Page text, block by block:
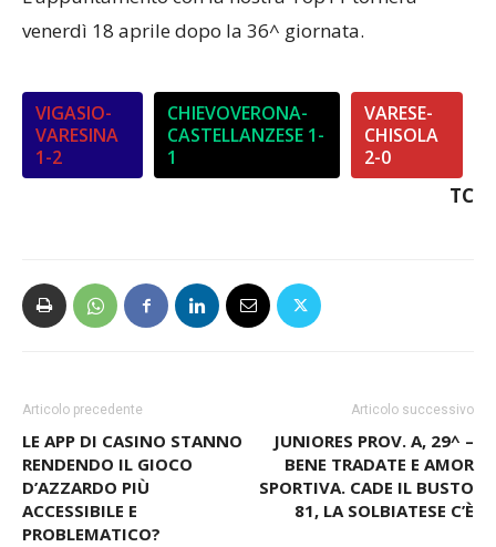
venerdì 18 aprile dopo la 36^ giornata.
VIGASIO-
VARESINA
1-2
CHIEVOVERONA-
CASTELLANZESE 1-
1
VARESE-
CHISOLA
2-0
TC
Articolo precedente
LE APP DI CASINO STANNO
RENDENDO IL GIOCO
D’AZZARDO PIÙ
ACCESSIBILE E
PROBLEMATICO?
Articolo successivo
JUNIORES PROV. A, 29^ –
BENE TRADATE E AMOR
SPORTIVA. CADE IL BUSTO
81, LA SOLBIATESE C’È